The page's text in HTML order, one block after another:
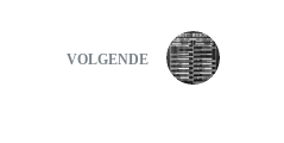
VOLGENDE